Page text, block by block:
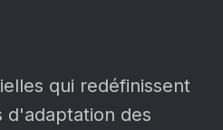
qui redéfinissent
d'adaptation des